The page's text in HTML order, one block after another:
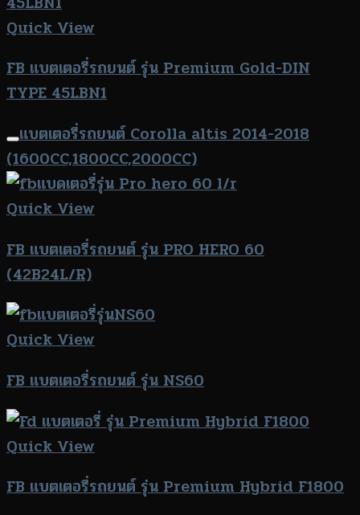
Quick View
FB แบตเตอรี่รถยนต์ รุ่น Premium Gold-DIN
TYPE 45LBN1
แบตเตอรี่รถยนต์ Corolla altis 2014-2018
(1600CC,1800CC,2000CC)
Quick View
FB แบตเตอรี่รถยนต์ รุ่น PRO HERO 60
(42B24L/R)
Quick View
FB แบตเตอรี่รถยนต์ รุ่น NS60
Quick View
FB แบตเตอรี่รถยนต์ รุ่น Premium Hybrid F1800